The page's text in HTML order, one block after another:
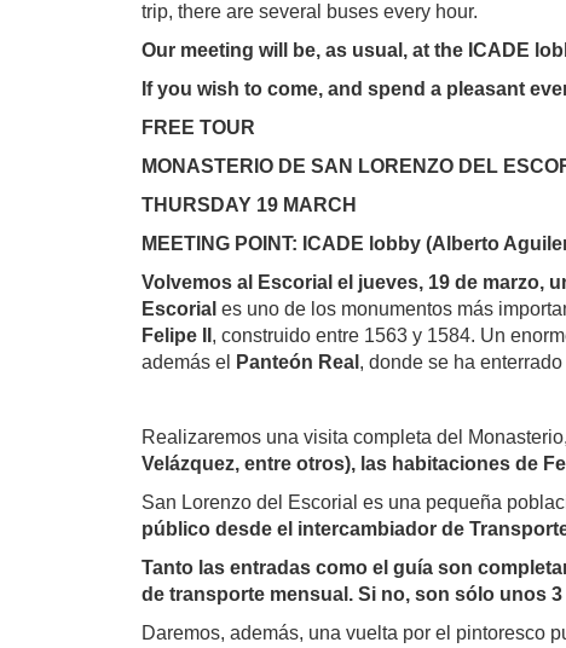
trip, there are several buses every hour.
Our meeting will be, as usual, at the ICADE
If you wish to come, and spend a pleasant
FREE TOUR
MONASTERIO DE SAN LORENZO DEL
THURSDAY 19 MARCH
MEETING POINT: ICADE lobby (Alberto
Volvemos al Escorial el jueves, 19 de marzo,
Escorial es uno de los monumentos más
Felipe II , construido entre 1563 y 1584. Un
además el
Panteón Real , donde se ha
Realizaremos una visita completa del
Velázquez, entre otros), las habitaciones de
San Lorenzo del Escorial es una pequeña
público desde el intercambiador de
Tanto las entradas como el guía son
de transporte mensual. Si no, son sólo unos
Daremos, además, una vuelta por el pintoresco